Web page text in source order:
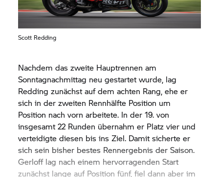
Scott Redding
Nachdem das zweite Hauptrennen am
Sonntagnachmittag neu gestartet wurde, lag
Redding zunächst auf dem achten Rang, ehe er
sich in der zweiten Rennhälfte Position um
Position nach vorn arbeitete. In der 19. von
insgesamt 22 Runden übernahm er Platz vier und
verteidigte diesen bis ins Ziel. Damit sicherte er
sich sein bisher bestes Rennergebnis der Saison.
Gerloff lag nach einem hervorragenden Start
zunächst lange auf Position fünf, fiel dann aber im